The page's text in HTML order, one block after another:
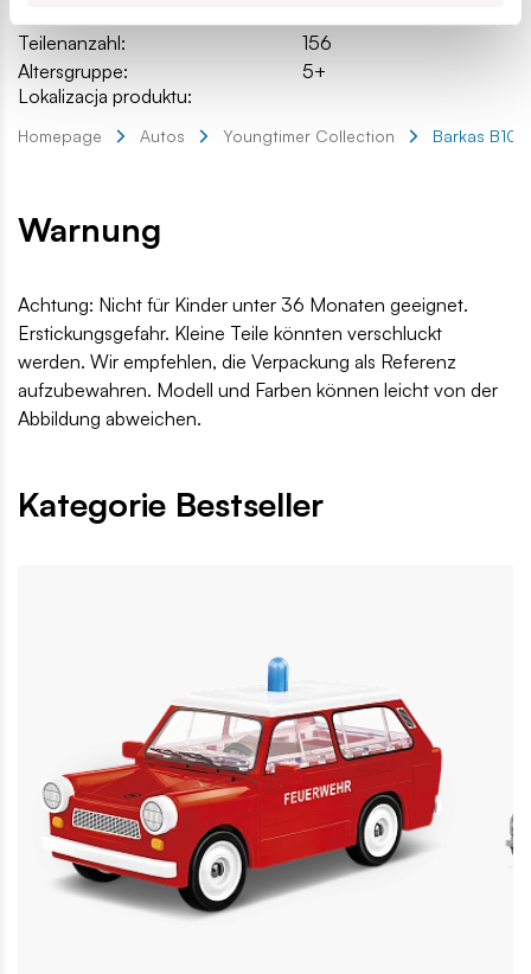
Teilenanzahl:
156
Altersgruppe:
5+
Lokalizacja produktu:
Homepage Autos Youngtimer Collection Barkas
Warnung
Achtung: Nicht für Kinder unter 36 Monaten geeignet.
Erstickungsgefahr. Kleine Teile könnten verschluckt
werden. Wir empfehlen, die Verpackung als Referenz
aufzubewahren. Modell und Farben können leicht von der
Abbildung abweichen.
Kategorie Bestseller